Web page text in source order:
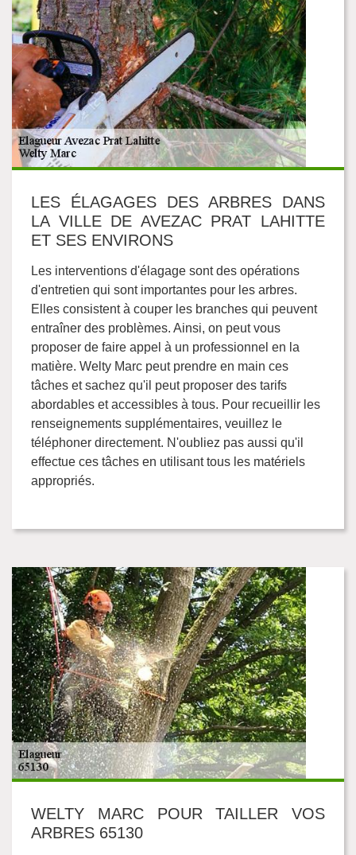
LES ÉLAGAGES DES ARBRES DANS
LA VILLE DE AVEZAC PRAT LAHITTE
ET SES ENVIRONS
Les interventions d'élagage sont des opérations
d'entretien qui sont importantes pour les arbres.
Elles consistent à couper les branches qui peuvent
entraîner des problèmes. Ainsi, on peut vous
proposer de faire appel à un professionnel en la
matière. Welty Marc peut prendre en main ces
tâches et sachez qu'il peut proposer des tarifs
abordables et accessibles à tous. Pour recueillir les
renseignements supplémentaires, veuillez le
téléphoner directement. N'oubliez pas aussi qu'il
effectue ces tâches en utilisant tous les matériels
appropriés.
WELTY MARC POUR TAILLER VOS
ARBRES 65130